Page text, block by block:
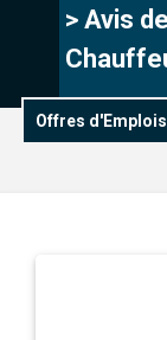
> Avis
Offres d'Emplois